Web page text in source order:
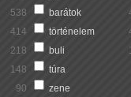
538
barátok
414
történelem
218
buli
148
túra
90
zene